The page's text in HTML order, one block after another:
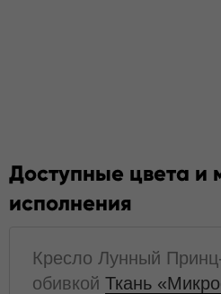
Доступные цвета и
исполнения
Кресло Лунный
обивкой Ткань